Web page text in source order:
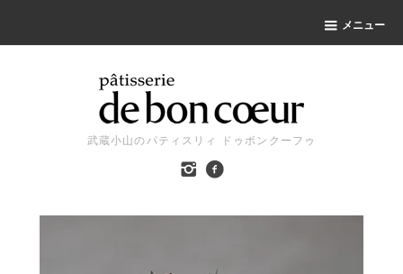
メニュー
武蔵小山のパティスリィ ドゥボンクーフゥ